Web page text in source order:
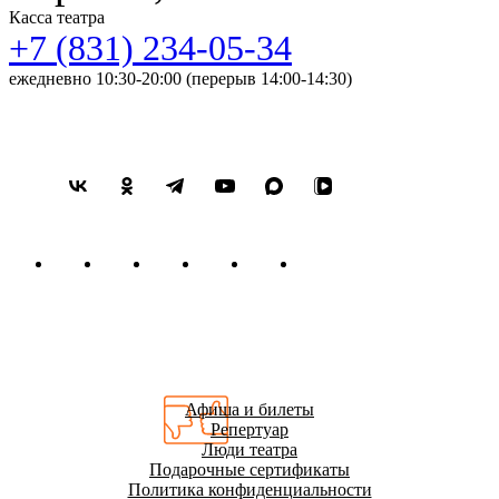
ночь»), подруга приятеля Грига, танцовщица («Безымянная
звезда»).
Касса театра
+7 (831) 234-05-34
ежедневно 10:30-20:00 (перерыв 14:00-14:30)
Афиша и билеты
Репертуар
Люди театра
Подарочные сертификаты
Политика конфиденциальности